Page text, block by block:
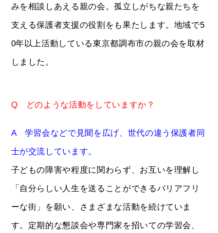
みを相談しあえる親の会。孤立しがちな親たちを
支える保護者支援の役割をも果たします。地域で5
0年以上活動している東京都調布市の親の会を取材
しました。
Q どのような活動をしていますか？
A 学習会などで見聞を広げ、世代の違う保護者同
士が交流しています。
子どもの障害や程度に関わらず、お互いを理解し
「自分らしい人生を送ることができるバリアフリ
ーな街」を願い、さまざまな活動を続けていま
す。定期的な懇談会や専門家を招いての学習会、